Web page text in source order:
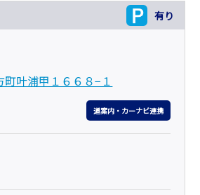
有り
叶浦甲１６６８−１
道案内・カーナビ連携